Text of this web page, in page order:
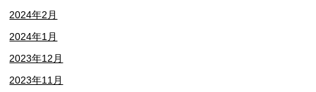
2024年2月
2024年1月
2023年12月
2023年11月